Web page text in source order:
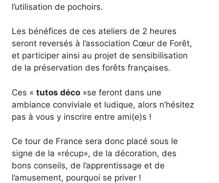
l’utilisation de pochoirs.
Les bénéfices de ces ateliers de 2 heures
seront reversés à l’association Cœur de Forêt,
et participer ainsi au projet de sensibilisation
de la préservation des forêts françaises.
Ces «tutos déco »se feront dans une
ambiance conviviale et ludique, alors n’hésitez
pas à vous y inscrire entre ami(e)s !
Ce tour de France sera donc placé sous le
signe de la «récup», de la décoration, des
bons conseils, de l’apprentissage et de
l’amusement, pourquoi se priver !